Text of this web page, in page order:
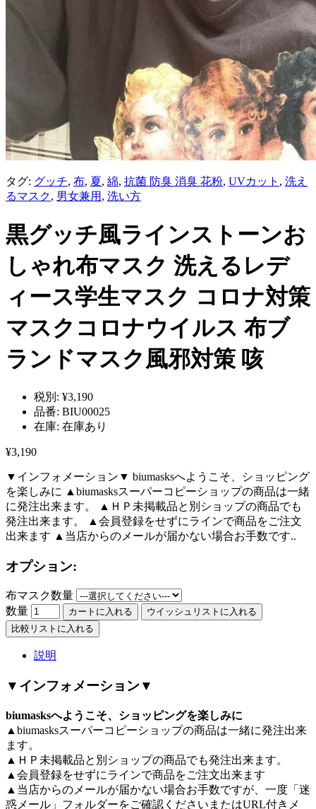
タグ: グッチ, 布, 夏, 綿, 抗菌 防臭 消臭 花粉, UVカット , 洗え
るマスク, 男女兼用 , 洗い方
黒グッチ風ラインストーンお
しゃれ布マスク 洗えるレデ
ィース学生マスク コロナ対策
マスクコロナウイルス 布ブ
ランドマスク風邪対策 咳
税別: ¥3,190
品番: BIU00025
在庫: 在庫あり
¥3,190
▼インフォメーション▼ biumasksへようこそ、ショッピング
を楽しみに ▲biumasksスーパーコピーショップの商品は一緒
に発注出来ます。 ▲ＨＰ未掲載品と別ショップの商品でも
発注出来ます。 ▲会員登録をせずにラインで商品をご注文
出来ます ▲当店からのメールが届かない場合お手数です..
オプション:
布マスク数量
数量
カートに入れる
ウイッシュリストに入れる
比較リストに入れる
説明
▼インフォメーション▼
biumasksへようこそ、ショッピングを楽しみに
▲biumasksスーパーコピーショップの商品は一緒に発注出来
ます。
▲ＨＰ未掲載品と別ショップの商品でも発注出来ます。
▲会員登録をせずにラインで商品をご注文出来ます
▲当店からのメールが届かない場合お手数ですが、一度「迷
惑メール」フォルダーをご確認くださいまたはURL付きメ